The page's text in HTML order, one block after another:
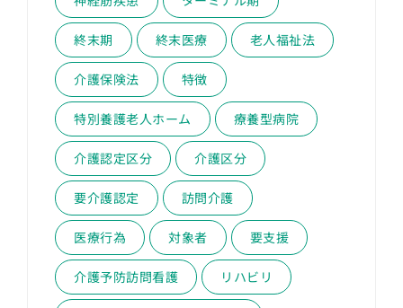
終末期 終末医療 老人福祉法
介護保険法 特徴
特別養護老人ホーム 療養型病院
介護認定区分 介護区分
要介護認定 訪問介護
医療行為 対象者 要支援
介護予防訪問看護 リハビリ